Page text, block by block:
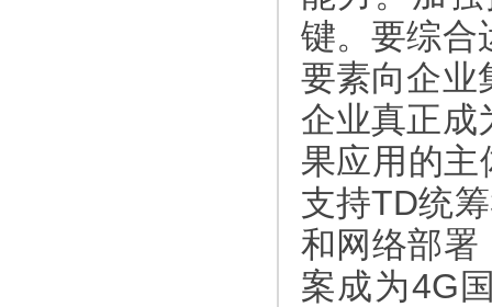
键。要综合
要素向企业
企业真正成
果应用的
支持TD统
和网络部署
案成为4G